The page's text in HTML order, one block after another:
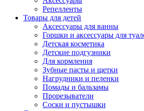
Репелленты
Товары для детей
Аксессуары для ванны
Горшки и аксессуары для
Детская косметика
Детские подгузники
Для кормления
Зубные пасты и щетки
Нагрудники и пеленки
Помады и бальзамы
Прорезыватели
Соски и пустышки